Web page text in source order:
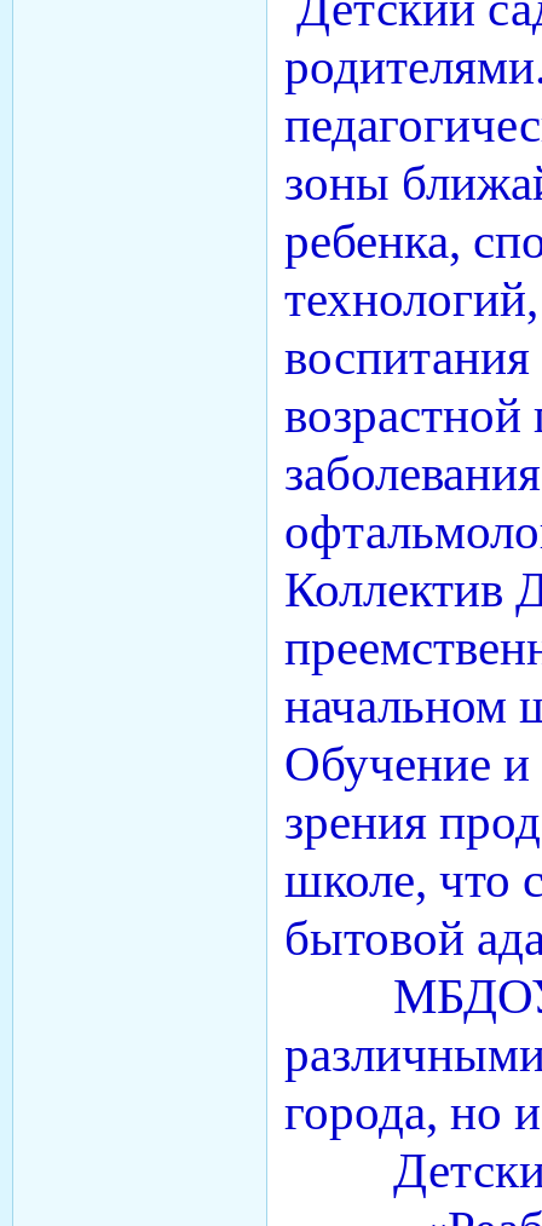
зоны
ребенка,
Коллектив
начальном
Обучение и
зрения
школе, что
бытовой
МБДОУ
города, но
Детский